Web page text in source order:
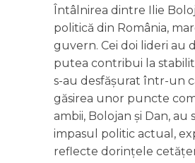
Întâlnirea dintre Ilie
politică din România,
guvern. Cei doi lideri au
putea contribui la
s-au desfășurat într-un
găsirea unor puncte
ambii, Bolojan și Dan,
impasul politic actual,
reflecte dorințele